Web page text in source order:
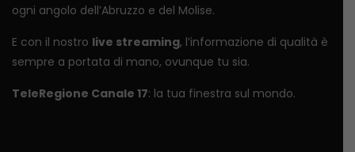
ogni angolo dell’Abruzzo e del Molise.
E con il nostro live streaming, l’informazione di qualità è
sempre a portata di mano, ovunque tu sia.
TeleRegione Canale 17: la tua finestra sul mondo.